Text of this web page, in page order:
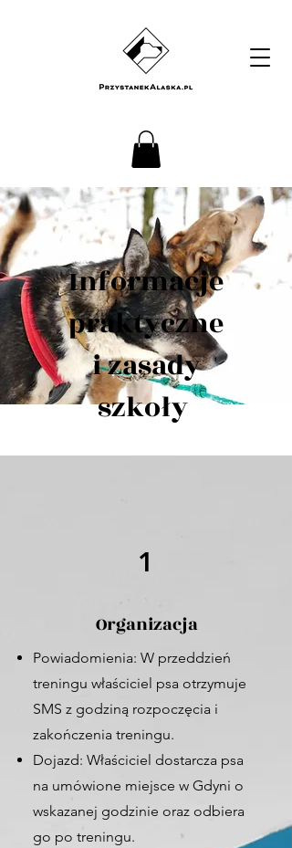
Informacje
praktyczne
i zasady
szkoły
1
Organizacja
Powiadomienia: W przeddzień
treningu właściciel psa otrzymuje
SMS z godziną rozpoczęcia i
zakończenia treningu.
Dojazd: Właściciel dostarcza psa
na umówione miejsce w Gdyni o
wskazanej godzinie oraz odbiera
go po treningu.